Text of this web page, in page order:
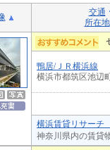
交通
所在地
鴨居/ＪＲ横浜線
横浜市都筑区池辺
横浜賃貸リサーチ
神奈川県内の賃貸